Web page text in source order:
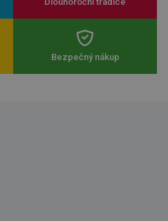
Bezpečný nákup